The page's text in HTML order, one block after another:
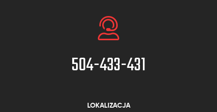
504-433-431
LOKALIZACJA